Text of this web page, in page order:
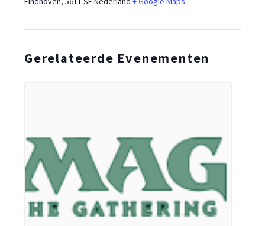
Gerelateerde Evenementen